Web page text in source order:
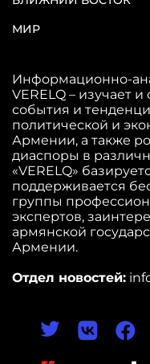
МИР
Информационно-
VERELQ – изучает
события и
политической и
Армении, а также
диаспоры в
«VERELQ»
поддерживается
группы
экспертов,
армянской
Армении.
Отдел новостей: